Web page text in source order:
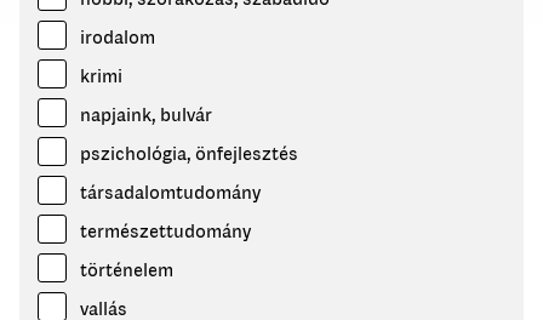
irodalom
krimi
napjaink, bulvár
pszichológia, önfejlesztés
társadalomtudomány
természettudomány
történelem
vallás